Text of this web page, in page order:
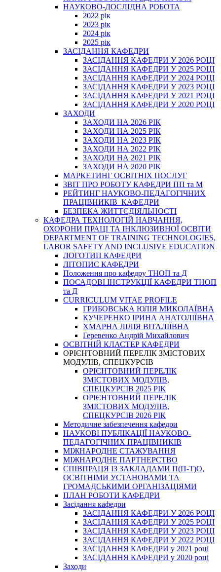
НАУКОВО-ДОСЛІДНА РОБОТА
2022 рік
2023 рік
2024 рік
2025 рік
ЗАСІДАННЯ КАФЕДРИ
ЗАСІДАННЯ КАФЕДРИ У 2026 РОЦІ
ЗАСІДАННЯ КАФЕДРИ У 2025 РОЦІ
ЗАСІДАННЯ КАФЕДРИ У 2024 РОЦІ
ЗАСІДАННЯ КАФЕДРИ У 2023 РОЦІ
ЗАСІДАННЯ КАФЕДРИ У 2021 РОЦІ
ЗАСІДАННЯ КАФЕДРИ У 2020 РОЦІ
ЗАХОДИ
ЗАХОДИ НА 2026 РІК
ЗАХОДИ НА 2025 РІК
ЗАХОДИ НА 2023 РІК
ЗАХОДИ НА 2022 РІК
ЗАХОДИ НА 2021 РІК
ЗАХОДИ НА 2020 РІК
МАРКЕТИНГ ОСВІТНІХ ПОСЛУГ
3BIT ПРО РОБОТУ КАФЕДРИ ПП та М
РЕЙТИНГ НАУКОВО-ПЕДАГОГІЧНИХ
ПРАЦІВНИКІВ КАФЕДРИ
БЕЗПЕКА ЖИТТЄДІЯЛЬНОСТІ
КАФЕДРА ТЕХНОЛОГІЙ НАВЧАННЯ,
ОХОРОНИ ПРАЦІ ТА ІНКЛЮЗИВНОЇ ОСВІТИ
DEPARTMENT OF TRAINING TECHNOLOGIES,
LABOR SAFETY AND INCLUSIVE EDUCATION
ЛОГОТИП КАФЕДРИ
ЛІТОПИС КАФЕДРИ
Положення про кафедру ТНОП та Д
ПОСАДОВІ ІНСТРУКЦІЇ КАФЕДРИ ТНОП
та Д
CURRICULUM VITAE PROFILE
ГРИБОВСЬКА ЮЛІЯ МИКОЛАЇВНА
КУЧЕРЕНКО ІРИНА АНАТОЛІЇВНА
ХМАРНА ЛІЛІЯ ВІТАЛІЇВНА
Геревенко Андрій Михайлович
ОСВІТНІЙ КЛАСТЕР КАФЕДРИ
ОРІЄНТОВНИЙ ПЕРЕЛІК ЗМІСТОВИХ
МОДУЛІВ, СПЕЦКУРСІВ
ОРІЄНТОВНИЙ ПЕРЕЛІК
ЗМІСТОВИХ МОДУЛІВ,
СПЕЦКУРСІВ 2025 РІК
ОРІЄНТОВНИЙ ПЕРЕЛІК
ЗМІСТОВИХ МОДУЛІВ,
СПЕЦКУРСІВ 2026 РІК
Методичне забезпечення кафедри
НАУКОВІ ПУБЛІКАЦІЇ НАУКОВО-
ПЕДАГОГІЧНИХ ПРАЦІВНИКІВ
МІЖНАРОДНЕ СТАЖУВАННЯ
МІЖНАРОДНЕ ПАРТНЕРСТВО
СПІВПРАЦЯ ІЗ ЗАКЛАДАМИ П(П-Т)О,
ОСВІТНІМИ УСТАНОВАМИ ТА
ГРОМАДСЬКИМИ ОРГАНІЗАЦІЯМИ
ПЛАН РОБОТИ КАФЕДРИ
Засідання кафедри
ЗАСІДАННЯ КАФЕДРИ У 2026 РОЦІ
ЗАСІДАННЯ КАФЕДРИ У 2025 РОЦІ
ЗАСІДАННЯ КАФЕДРИ У 2023 РОЦІ
ЗАСІДАННЯ КАФЕДРИ У 2022 РОЦІ
ЗАСІДАННЯ КАФЕДРИ у 2021 році
ЗАСІДАННЯ КАФЕДРИ у 2020 році
Заходи